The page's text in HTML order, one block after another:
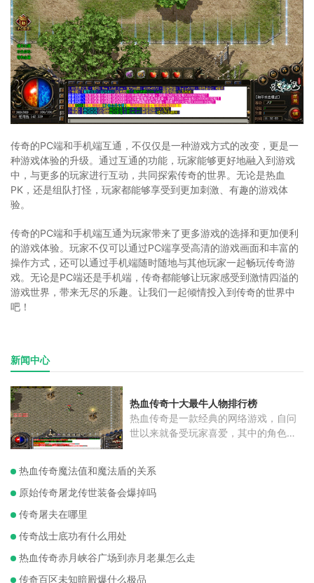
传奇的PC端和手机端互通，不仅仅是一种游戏方式的改变，更是一
种游戏体验的升级。通过互通的功能，玩家能够更好地融入到游戏
中，与更多的玩家进行互动，共同探索传奇的世界。无论是热血
PK，还是组队打怪，玩家都能够享受到更加刺激、有趣的游戏体
验。
传奇的PC端和手机端互通为玩家带来了更多游戏的选择和更加便利
的游戏体验。玩家不仅可以通过PC端享受高清的游戏画面和丰富的
操作方式，还可以通过手机端随时随地与其他玩家一起畅玩传奇游
戏。无论是PC端还是手机端，传奇都能够让玩家感受到激情四溢的
游戏世界，带来无尽的乐趣。让我们一起倾情投入到传奇的世界中
吧！
新闻中心
热血传奇十大最牛人物排行榜
热血传奇是一款经典的网络游戏，自问
世以来就备受玩家喜爱，其中的角色更
热血传奇魔法值和魔法盾的关系
原始传奇屠龙传世装备会爆掉吗
传奇屠夫在哪里
传奇战士底功有什么用处
热血传奇赤月峡谷广场到赤月老巢怎么走
传奇百区未知暗殿爆什么极品